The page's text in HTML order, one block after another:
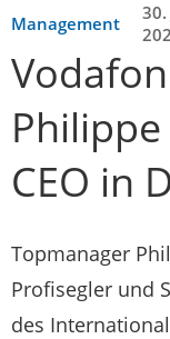
Management
30.
CEO in
Topmanager
Profisegler und
des